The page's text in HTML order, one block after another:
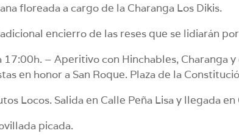
floreada a cargo de la Charanga Los Dikis.
encierro de las reses que se lidiarán
17:00h. – Aperitivo con Hinchables, Charanga
en honor a San Roque. Plaza de la
Locos. Salida en Calle Peña Lisa y llegada
picada.